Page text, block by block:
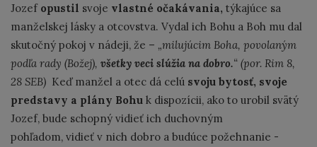
Jozef opustil svoje vlastné očakávania, týkajúce sa
manželskej lásky a otcovstva. Vydal ich Bohu a Boh mu dal
skutočný pokoj v nádeji, že – „milujúcim Boha, povolaným
podľa rady (Božej), všetky veci slúžia na dobro.“ (por. Rim 8,
28 SEB) Keď manžel a otec dá celú svoju bytosť, svoje
predstavy a plány Bohu k dispozícii, ako to urobil svätý
Jozef, bude schopný vidieť ich duchovným
pohľadom, vidieť v nich dobro a budúce požehnanie -